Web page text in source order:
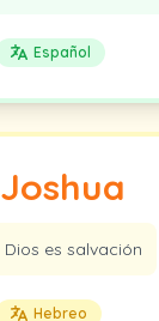
Español
Joshua
Dios es salvación
Hebreo